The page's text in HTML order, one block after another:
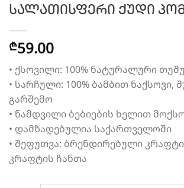
სალათისფერი ქუდი
₾59.00
• ქსოვილი: 100% ნატურალური
• სარჩული: 100% ბამბით ნაქსოვი,
გარშემო
• ნამდვილი ბებიების ხელით
• დამზადებულია საქართველოში
• შეფუთვა: ბრენდირებული
კრაფტის ჩანთა